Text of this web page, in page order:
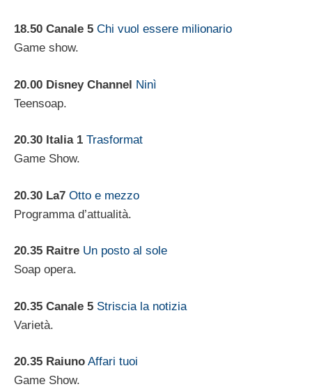
18.50 Canale 5 Chi vuol essere milionario
Game show.
20.00 Disney Channel Ninì
Teensoap.
20.30 Italia 1 Trasformat
Game Show.
20.30 La7 Otto e mezzo
Programma d’attualità.
20.35 Raitre Un posto al sole
Soap opera.
20.35 Canale 5 Striscia la notizia
Varietà.
20.35 Raiuno Affari tuoi
Game Show.